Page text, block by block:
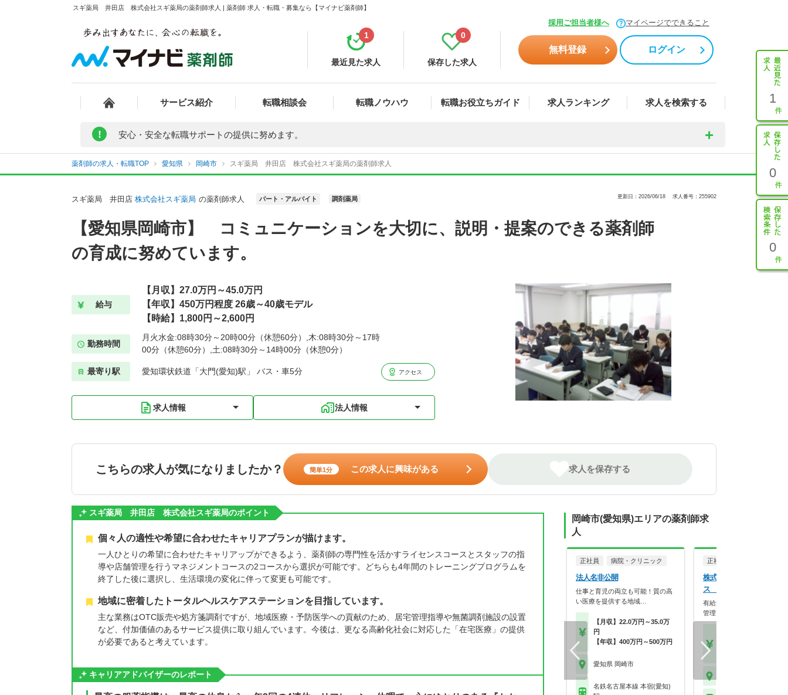
スギ薬局 井田店 株式会社スギ薬局の薬剤師求人 | 薬剤師 求人・転職・募集なら【マイナビ薬剤師】
採用ご担当者様へ マイページでできること
最近見た求人
1
保存した求人
0
無料登録 ログイン
サービス紹介 転職相談会 転職ノウハウ 転職お役立ちガイド 求人ランキング 求人を検索する 1
0
0
! 安心・安全な転職サポートの提供に努めます。
薬剤師の求人・転職TOP 愛知県 岡崎市 スギ薬局 井田店 株式会社スギ薬局の薬剤師求人
スギ薬局 井田店 株式会社スギ薬局 の薬剤師求人 パート・アルバイト 調剤薬局 更新日：2026/06/18 求人番号：255902
【愛知県岡崎市】 コミュニケーションを大切に、説明・提案のできる薬剤師
の育成に努めています。
給与
【月収】27.0万円～45.0万円
【年収】450万円程度 26歳～40歳モデル
【時給】1,800円～2,600円
勤務時間
月火水金:08時30分～20時00分（休憩60分）,木:08時30分～17時
00分（休憩60分）,土:08時30分～14時00分（休憩0分）
最寄り駅 愛知環状鉄道「大門(愛知)駅」 バス・車5分 アクセス
求人情報 法人情報
こちらの求人が気になりましたか？ 簡単1分 この求人に興味がある 求人を保存する
スギ薬局 井田店 株式会社スギ薬局のポイント
個々人の適性や希望に合わせたキャリアプランが描けます。
一人ひとりの希望に合わせたキャリアップができるよう、薬剤師の専門性を活かすライセンスコースとスタッフの指
導や店舗管理を行うマネジメントコースの2コースから選択が可能です。どちらも4年間のトレーニングプログラムを
終了した後に選択し、生活環境の変化に伴って変更も可能です。
地域に密着したトータルヘルスケアステーションを目指しています。
主な業務はOTC販売や処方箋調剤ですが、地域医療・予防医学への貢献のため、居宅管理指導や無菌調剤施設の設置
など、付加価値のあるサービス提供に取り組んでいます。今後は、更なる高齢化社会に対応した「在宅医療」の提供
が必要であると考えています。
キャリアアドバイザーのレポート
岡崎市(愛知県)エリアの薬剤師求
人
正社員 病院・クリニック
法人名非公開
仕事と育児の両立も可能！質の高
い医療を提供する地域…
【月収】22.0万円～35.0万
円
【年収】400万円～500万円
愛知県 岡崎市
名鉄名古屋本線 本宿(愛知)
正社員
株式会社アモス 調剤薬
ス （矢作店）
有給消化率100％、残業は本
管理しシフトを調整…